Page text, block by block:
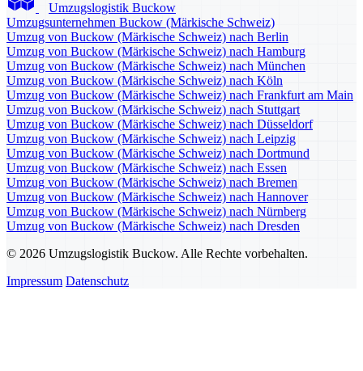
Umzugslogistik Buckow
Umzugsunternehmen Buckow (Märkische Schweiz)
Umzug von Buckow (Märkische Schweiz) nach Berlin
Umzug von Buckow (Märkische Schweiz) nach Hamburg
Umzug von Buckow (Märkische Schweiz) nach München
Umzug von Buckow (Märkische Schweiz) nach Köln
Umzug von Buckow (Märkische Schweiz) nach Frankfurt am Main
Umzug von Buckow (Märkische Schweiz) nach Stuttgart
Umzug von Buckow (Märkische Schweiz) nach Düsseldorf
Umzug von Buckow (Märkische Schweiz) nach Leipzig
Umzug von Buckow (Märkische Schweiz) nach Dortmund
Umzug von Buckow (Märkische Schweiz) nach Essen
Umzug von Buckow (Märkische Schweiz) nach Bremen
Umzug von Buckow (Märkische Schweiz) nach Hannover
Umzug von Buckow (Märkische Schweiz) nach Nürnberg
Umzug von Buckow (Märkische Schweiz) nach Dresden
© 2026 Umzugslogistik Buckow. Alle Rechte vorbehalten.
Impressum Datenschutz